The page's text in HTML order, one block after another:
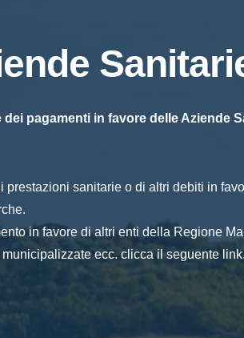
pagamenti in favore delle Aziende
prestazioni sanitarie o di altri debiti in
in favore di altri enti della Regione
ecc. clicca il seguente link.